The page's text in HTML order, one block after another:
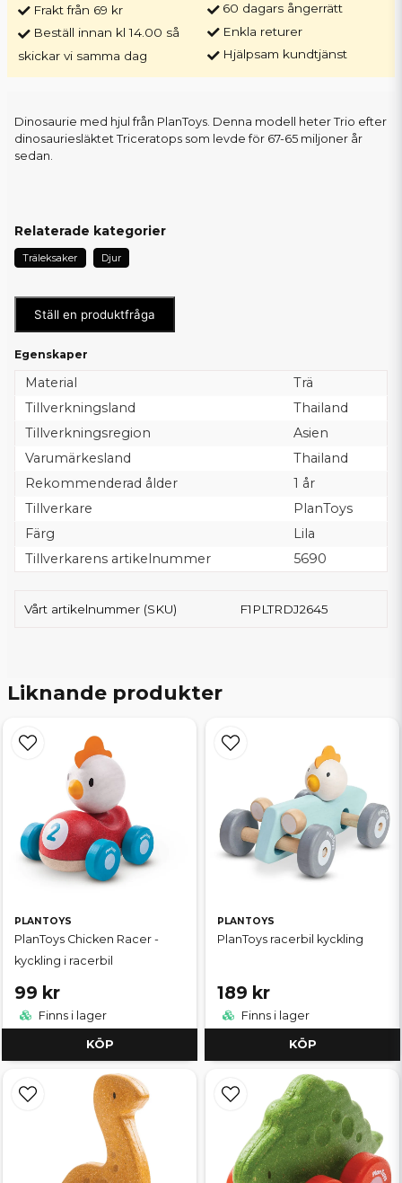
Frakt från 69 kr
Beställ innan kl 14.00 så
skickar vi samma dag
60 dagars ångerrätt
Enkla returer
Hjälpsam kundtjänst
Dinosaurie med hjul från PlanToys. Denna modell heter Trio efter
dinosauriesläktet Triceratops som levde för 67-65 miljoner år
sedan.
Relaterade kategorier
Träleksaker Djur
Ställ en produktfråga
Egenskaper
Material
Trä
Tillverkningsland
Thailand
Tillverkningsregion
Asien
Varumärkesland
Thailand
Rekommenderad ålder
1 år
Tillverkare
PlanToys
Färg
Lila
Tillverkarens artikelnummer
5690
Vårt artikelnummer (SKU) F1PLTRDJ2645
Liknande produkter
PLANTOYS
PlanToys Chicken Racer -
kyckling i racerbil
99 kr
Finns i lager
KÖP
PLANTOYS
PlanToys racerbil kyckling
189 kr
Finns i lager
KÖP